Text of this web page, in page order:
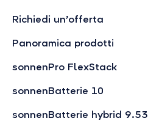
Richiedi un’offerta
Panoramica prodotti
sonnenPro FlexStack
sonnenBatterie 10
sonnenBatterie hybrid 9.53